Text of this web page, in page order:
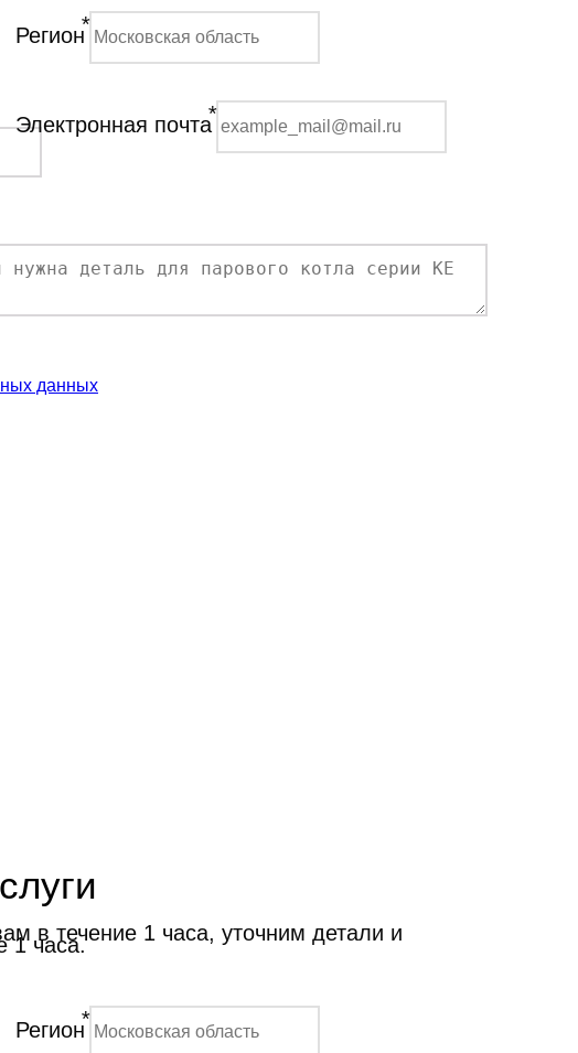
Регион*
Электронная почта*
данных
1 часа.
в течение 1 часа, уточним детали и
Регион*